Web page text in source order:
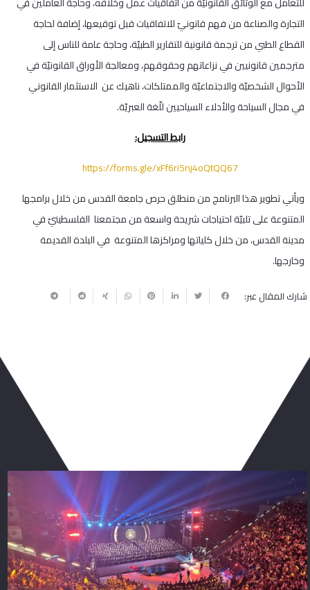
التجارة والصناعة من فهم قانونيّ للاتفاقيات قبل توقيعها، إضافة لحاجة
القطاع الطبي من ترجمة قانونية للتقارير الطبيّة، وحاجة عامة للناس إلى
مترجمين قانونيين في نزاعاتهم وحقوقهم، ومعالجة الأوراق القانونيّة في
الأحوال الشخصيّة والاجتماعيّة والممتلكات، ناهيك عن الاستثمار القانوني
في مجال السياحة والأدلاء السياحيين للّغة العبريّة.
رابط التسجيل:
https://forms.gle/xFf6ri5nj4oQtQQ67
ويأتي تطوير هذا البرنامج من منطلق حرص جامعة القدس من خلال برامجها
المتنوعة على تلبيّة احتياجات شريحة واسعة من مجتمعنا الفلسطينيّ في
مدينة القدس، من خلال كلياتها ومراكزها المتنوعة في البلدة القديمة
وخارجها.
شارك المقال عبر: